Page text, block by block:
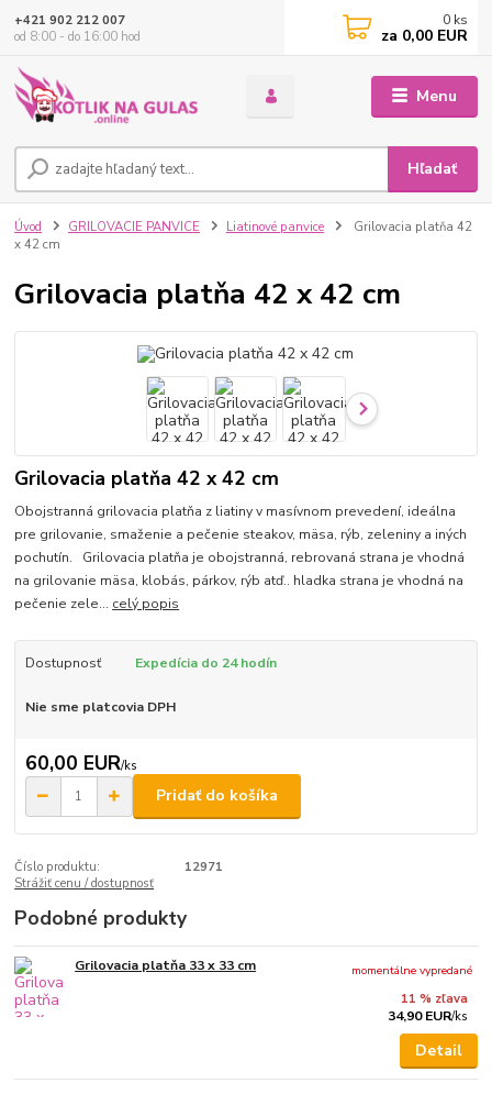
Menu
Hľadať
+421 902 212 007
od 8:00 - do 16:00 hod
0 ks
za 0,00 EUR
Úvod GRILOVACIE PANVICE Liatinové panvice
Grilovacia platňa 42
x 42 cm
Grilovacia platňa 42 x 42 cm
Grilovacia platňa 42 x 42 cm
Obojstranná grilovacia platňa z liatiny v masívnom prevedení, ideálna
pre grilovanie, smaženie a pečenie steakov, mäsa, rýb, zeleniny a iných
pochutín. Grilovacia platňa je obojstranná, rebrovaná strana je vhodná
na grilovanie mäsa, klobás, párkov, rýb atď.. hladka strana je vhodná na
pečenie zele... celý popis
Dostupnosť Expedícia do 24 hodín
Nie sme platcovia DPH
60,00 EUR/ks
Pridať do košíka
Číslo produktu:
12971
Strážiť cenu / dostupnosť
Podobné produkty
Grilovacia platňa 33 x 33 cm
11 % zľava
34,90 EUR/ks
momentálne vypredané
Detail